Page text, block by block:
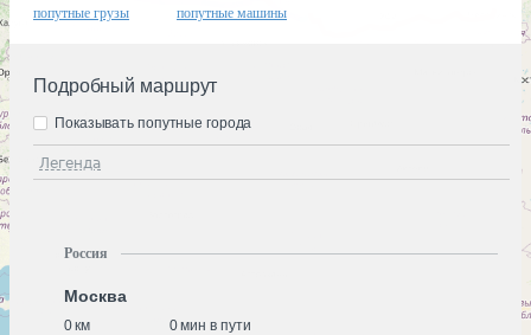
попутные грузы попутные машины
Подробный маршрут
Легенда
Показывать попутные города
Россия
Москва
0 км
0 мин в пути